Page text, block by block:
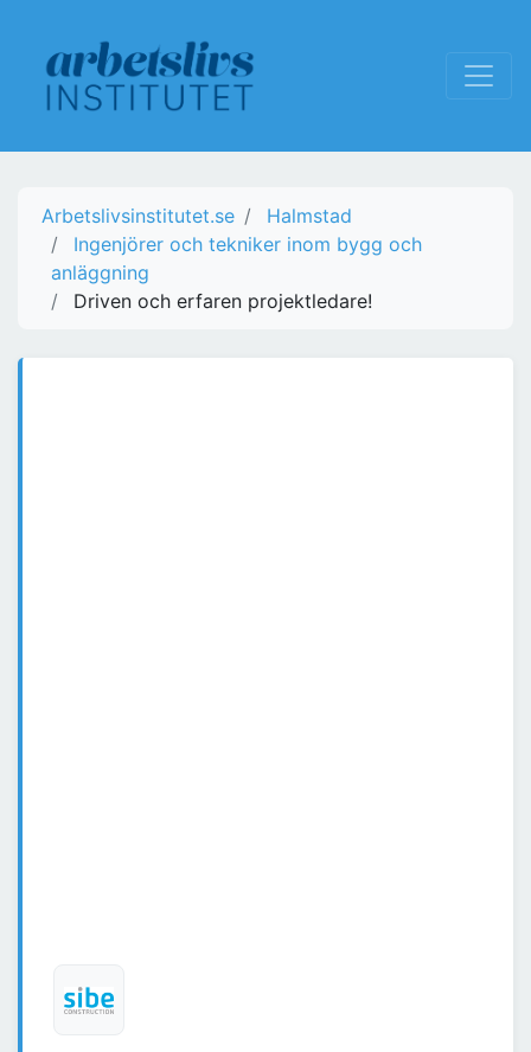
Arbetslivsinstitutet.se
Halmstad
Ingenjörer och tekniker inom bygg och
anläggning
Driven och erfaren projektledare!